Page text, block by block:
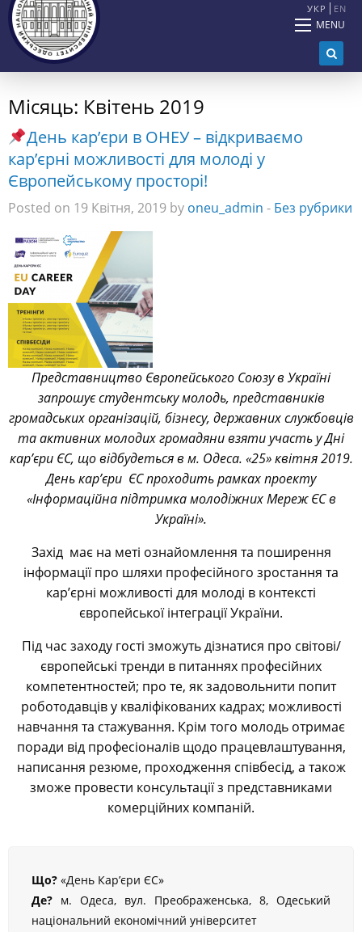
УКР EN
MENU
Місяць: Квітень 2019
День кар’єри в ОНЕУ – відкриваємо
кар’єрні можливості для молоді у
Європейському просторі!
Posted on 19 Квітня, 2019 by oneu_admin - Без рубрики
Представництво Європейського Союзу в Україні
запрошує студентську молодь, представників
громадських організацій, бізнесу, державних службовців
та активних молодих громадяни взяти участь у Дні
кар’єри ЄС, що відбудеться в м. Одеса. «25» квітня 2019.
День кар’єри ЄС проходить рамках проекту
«Інформаційна підтримка молодіжних Мереж ЄС в
Україні».
Захід має на меті ознайомлення та поширення
інформації про шляхи професійного зростання та
кар’єрні можливості для молоді в контексті
європейської інтеграції України.
Під час заходу гості зможуть дізнатися про світові/
європейські тренди в питаннях професійних
компетентностей; про те, як задовольнити попит
роботодавців у кваліфікованих кадрах; можливості
навчання та стажування. Крім того молодь отримає
поради від професіоналів щодо працевлаштування,
написання резюме, проходження співбесід, а також
зможе провести консультації з представниками
комерційних компаній.
Що? «День Кар’єри ЄС»
Де? м. Одеса, вул. Преображенська, 8, Одеський
національний економічний університет